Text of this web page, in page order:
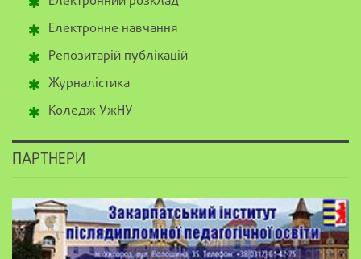
Електронне навчання
Репозитарій публікацій
Журналістика
Коледж УжНУ
ПАРТНЕРИ